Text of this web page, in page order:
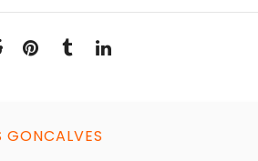
GONCALVES